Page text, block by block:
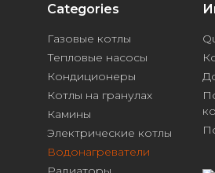
Categories
Газовые котлы
Тепловые насосы
Кондиционеры
Котлы на гранулах
Камины
Электрические котлы
Водонагреватели